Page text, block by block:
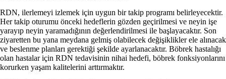
RDN, ilerlemeyi izlemek için uygun bir takip programı belirleyecektir.
Her takip oturumu önceki hedeflerin gözden geçirilmesi ve neyin işe
yarayıp neyin yaramadığının değerlendirilmesi ile başlayacaktır. Son
ziyaretten bu yana meydana gelmiş olabilecek değişiklikler ele alınacak
ve beslenme planları gerektiği şekilde ayarlanacaktır. Böbrek hastalığı
olan hastalar için RDN tedavisinin nihai hedefi, böbrek fonksiyonlarını
korurken yaşam kalitelerini arttırmaktır.